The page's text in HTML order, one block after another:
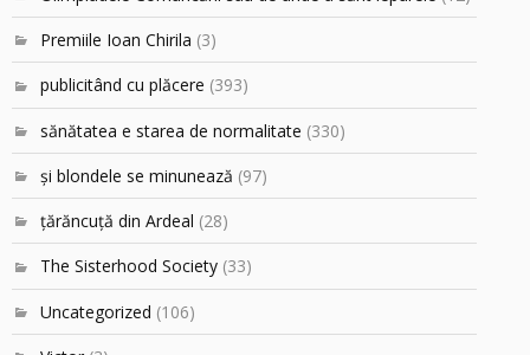
Premiile Ioan Chirila (3)
publicitând cu plăcere (393)
sănătatea e starea de normalitate (330)
şi blondele se minunează (97)
ţărăncuţă din Ardeal (28)
The Sisterhood Society (33)
Uncategorized (106)